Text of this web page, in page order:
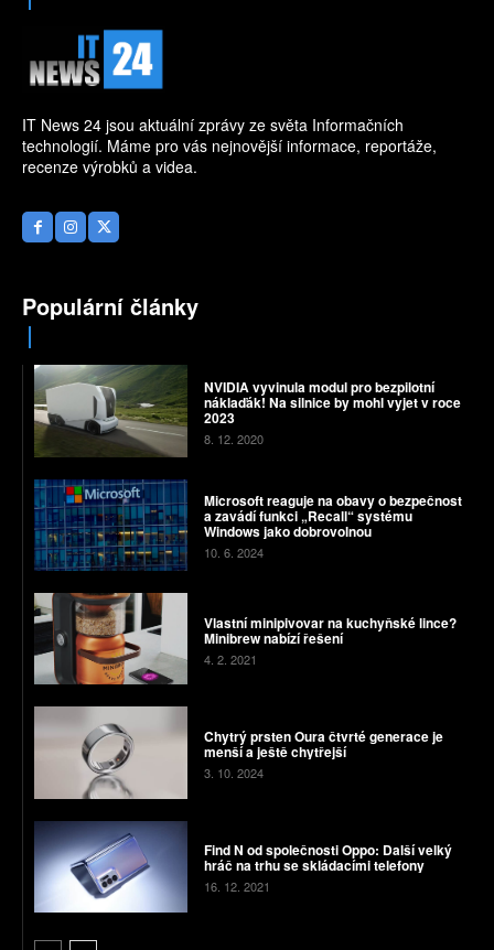
IT News 24 jsou aktuální zprávy ze světa Informačních
technologií. Máme pro vás nejnovější informace, reportáže,
recenze výrobků a videa.
Populární články
NVIDIA vyvinula modul pro bezpilotní
náklaďák! Na silnice by mohl vyjet v roce
2023
8. 12. 2020
Microsoft reaguje na obavy o bezpečnost
a zavádí funkci „Recall“ systému
Windows jako dobrovolnou
10. 6. 2024
Vlastní minipivovar na kuchyňské lince?
Minibrew nabízí řešení
4. 2. 2021
Chytrý prsten Oura čtvrté generace je
menší a ještě chytřejší
3. 10. 2024
Find N od společnosti Oppo: Další velký
hráč na trhu se skládacími telefony
16. 12. 2021